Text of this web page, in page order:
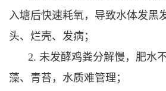
入塘后快速耗氧，导致水体发黑
头、烂壳、发病；
2. 未发酵鸡粪分解慢，肥水
藻、青苔，水质难管理；